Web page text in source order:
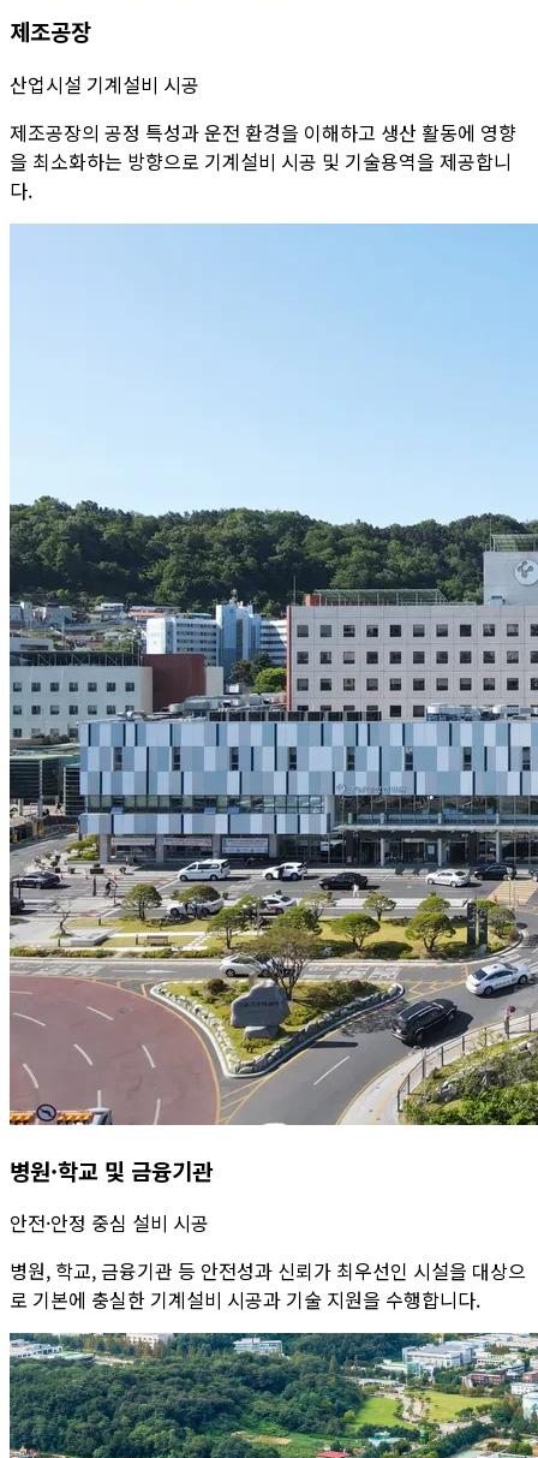
제조공장
산업시설 기계설비 시공
제조공장의 공정 특성과 운전 환경을 이해하고 생산 활동에 영향
을 최소화하는 방향으로 기계설비 시공 및 기술용역을 제공합니
다.
병원·학교 및 금융기관
안전·안정 중심 설비 시공
병원, 학교, 금융기관 등 안전성과 신뢰가 최우선인 시설을 대상으
로 기본에 충실한 기계설비 시공과 기술 지원을 수행합니다.